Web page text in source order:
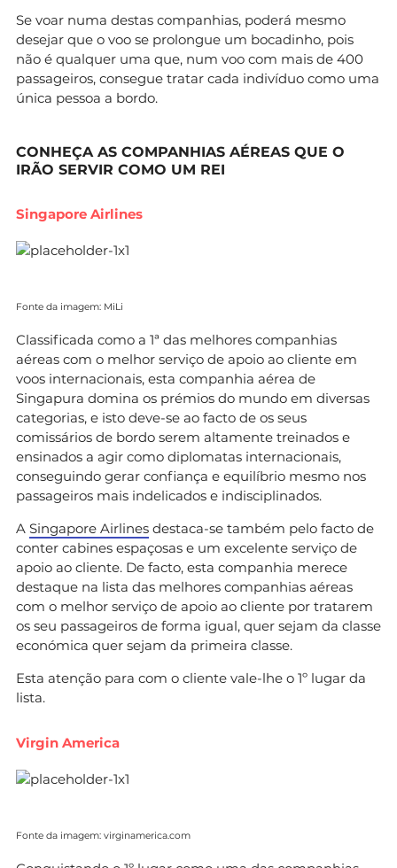
Se voar numa destas companhias, poderá mesmo
desejar que o voo se prolongue um bocadinho, pois
não é qualquer uma que, num voo com mais de 400
passageiros, consegue tratar cada indivíduo como uma
única pessoa a bordo.
CONHEÇA AS COMPANHIAS AÉREAS QUE O
IRÃO SERVIR COMO UM REI
Singapore Airlines
Fonte da imagem: MiLi
Classificada como a 1ª das melhores companhias
aéreas com o melhor serviço de apoio ao cliente em
voos internacionais, esta companhia aérea de
Singapura domina os prémios do mundo em diversas
categorias, e isto deve-se ao facto de os seus
comissários de bordo serem altamente treinados e
ensinados a agir como diplomatas internacionais,
conseguindo gerar confiança e equilíbrio mesmo nos
passageiros mais indelicados e indisciplinados.
A Singapore Airlines destaca-se também pelo facto de
conter cabines espaçosas e um excelente serviço de
apoio ao cliente. De facto, esta companhia merece
destaque na lista das melhores companhias aéreas
com o melhor serviço de apoio ao cliente por tratarem
os seu passageiros de forma igual, quer sejam da classe
económica quer sejam da primeira classe.
Esta atenção para com o cliente vale-lhe o 1º lugar da
lista.
Virgin America
Fonte da imagem: virginamerica.com